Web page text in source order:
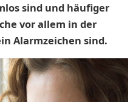
sind und häufiger
vor allem in der
Alarmzeichen sind.